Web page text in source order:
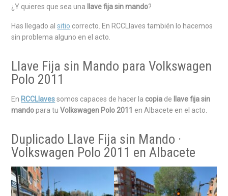
¿Y quieres que sea una
llave fija sin mando?
Has llegado alsitio correcto. En RCCLlaves también lo hacemos
sin problema alguno en el acto.
Llave Fija sin Mando para Volkswagen
Polo 2011
En RCCLlavessomos capaces de hacer la copia de
llave fija sin
mandopara tuVolkswagen Polo 2011 en Albacete en el acto.
Duplicado Llave Fija sin Mando ·
Volkswagen Polo 2011 en Albacete